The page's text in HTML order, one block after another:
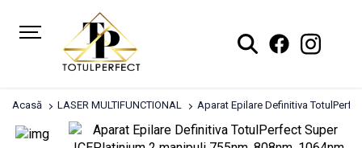
Acasă LASER MULTIFUNCTIONAL Aparat Epilare Definitiva